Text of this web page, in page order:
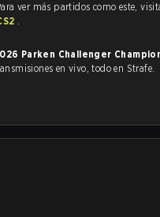
ver más partidos como este,
.
Parken Challenger
y transmisiones en vivo, todo en Strafe.